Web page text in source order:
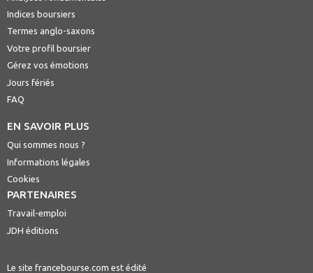
Indices boursiers
Termes anglo-saxons
Votre profil boursier
Gérez vos émotions
Jours fériés
FAQ
EN SAVOIR PLUS
Qui sommes nous ?
Informations légales
Cookies
PARTENAIRES
Travail-emploi
JDH éditions
Le site francebourse.com est édité